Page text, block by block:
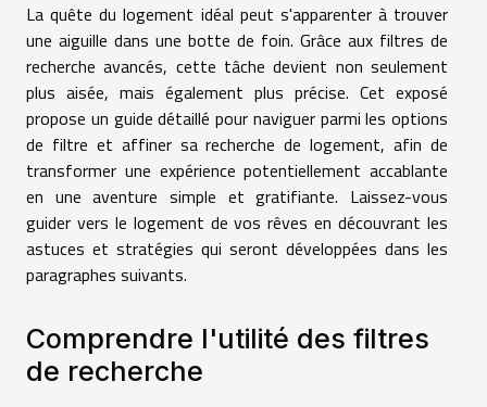
La quête du logement idéal peut s'apparenter à trouver
une aiguille dans une botte de foin. Grâce aux filtres de
recherche avancés, cette tâche devient non seulement
plus aisée, mais également plus précise. Cet exposé
propose un guide détaillé pour naviguer parmi les options
de filtre et affiner sa recherche de logement, afin de
transformer une expérience potentiellement accablante
en une aventure simple et gratifiante. Laissez-vous
guider vers le logement de vos rêves en découvrant les
astuces et stratégies qui seront développées dans les
paragraphes suivants.
Comprendre l'utilité des filtres
de recherche